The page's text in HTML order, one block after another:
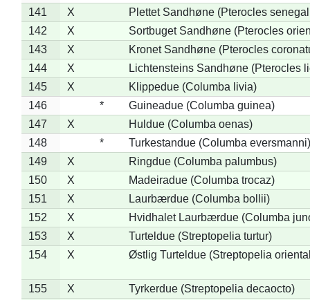
141
X
Plettet Sandhøne (Pterocles
142
X
Sortbuget Sandhøne (Pterocles
143
X
Kronet Sandhøne (Pterocles
144
X
Lichtensteins Sandhøne (Pterocles
145
X
Klippedue (Columba livia)
146
*
Guineadue (Columba guinea)
147
X
Huldue (Columba oenas)
148
*
Turkestandue (Columba eversmanni)
149
X
Ringdue (Columba palumbus)
150
X
Madeiradue (Columba trocaz)
151
X
Laurbærdue (Columba bollii)
152
X
Hvidhalet Laurbærdue (Columba
153
X
Turteldue (Streptopelia turtur)
154
X Østlig Turteldue (Streptopelia
155 X
Tyrkerdue (Streptopelia decaocto)